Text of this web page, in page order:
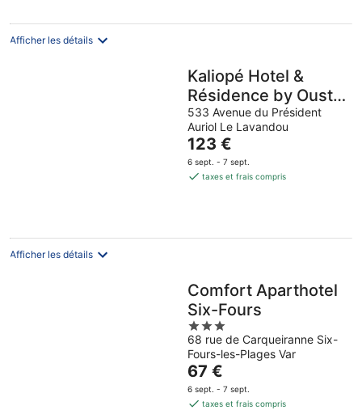
par
Afficher les détails
Kaliopé Hotel &
Résidence by Oustal
del Mar
533 Avenue du Président
Auriol Le Lavandou
Le
prix
est
nuit
123 €
6 sept. - 7 sept.
taxes et frais compris
Afficher les détails
Comfort Aparthotel
Six-Fours
3
out
of
5
68 rue de Carqueiranne Six-
Fours-les-Plages Var
Le
prix
est
67 €
6 sept. - 7 sept.
taxes et frais compris